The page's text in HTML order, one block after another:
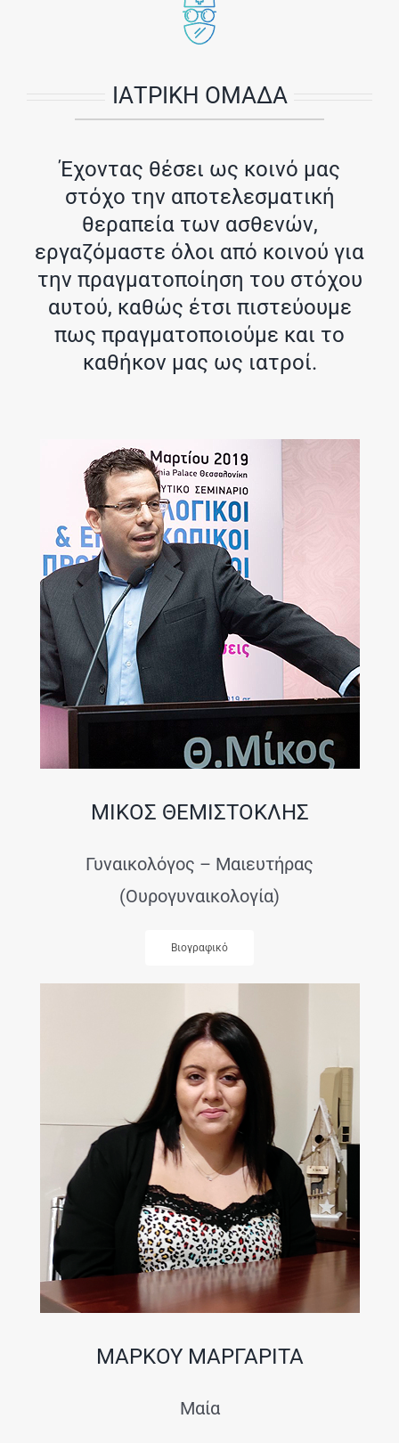
ΙΑΤΡΙΚΗ ΟΜΑΔΑ
Έχοντας θέσει ως κοινό μας
στόχο την αποτελεσματική
θεραπεία των ασθενών,
εργαζόμαστε όλοι από κοινού για
την πραγματοποίηση του στόχου
αυτού, καθώς έτσι πιστεύουμε
πως πραγματοποιούμε και το
καθήκον μας ως ιατροί.
ΜΙΚΟΣ ΘΕΜΙΣΤΟΚΛΗΣ
Γυναικολόγος – Μαιευτήρας
(Ουρογυναικολογία)
Βιογραφικό
ΜΑΡΚΟΥ ΜΑΡΓΑΡΙΤΑ
Μαία